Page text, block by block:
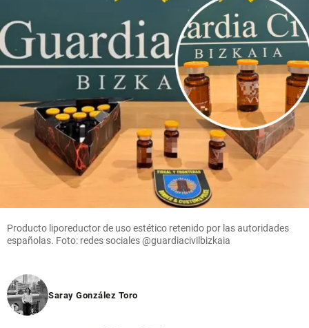
Producto liporeductor de uso estético retenido por las autoridades
españolas. Foto: redes sociales @guardiacivilbizkaia
Saray González Toro